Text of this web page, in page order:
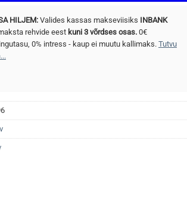
HILJEM:Valides kassas makseviisiks INBANK
rehvide eest kuni 3 võrdses osas.0€
0% intress - kaup ei muutu kallimaks. Tutvu